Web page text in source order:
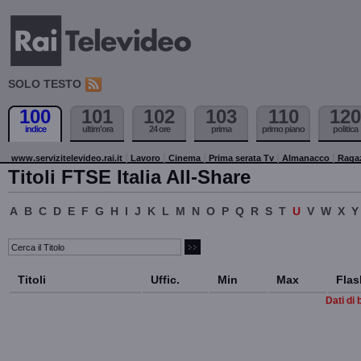
SOLO TESTO
100
indice
101
ultim'ora
102
24 ore
103
prima
110
primo piano
120
politica
www.servizitelevideo.rai.it Lavoro Cinema Prima serata Tv Almanacco
Titoli FTSE Italia All-Share
A B C D E F G H I J K L M N O P Q R S T U V W X Y
Titoli Uffic. Min Max
Dati di